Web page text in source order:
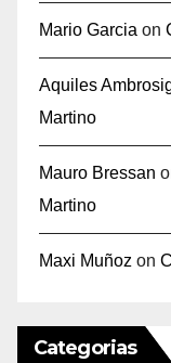
Mario Garcia on
Aquiles
Martino
Mauro Bressan
Martino
Maxi Muñoz on
Categorias